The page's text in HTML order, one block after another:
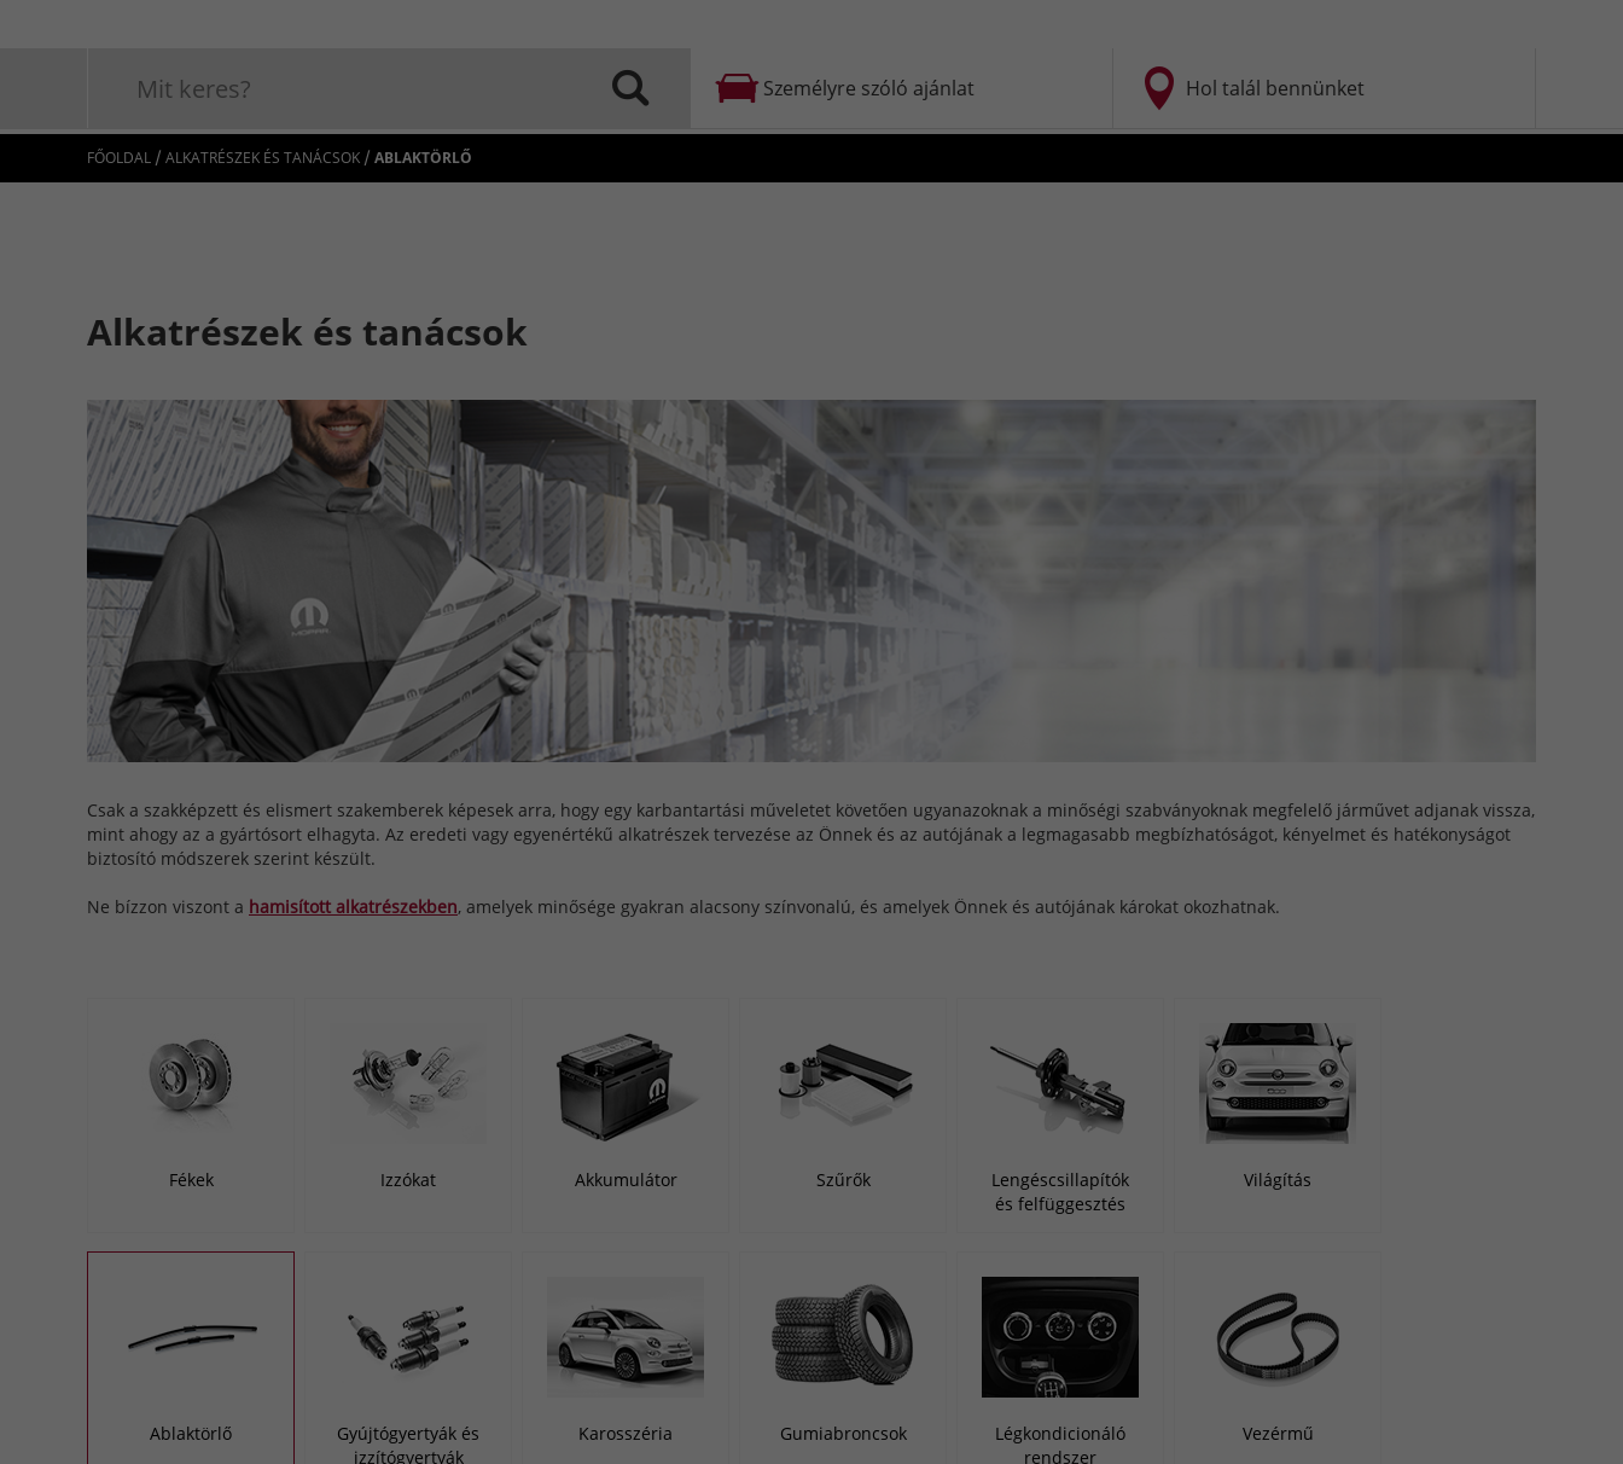
FŐOLDAL / ALKATRÉSZEK ÉS TANÁCSOK / ABLAKTÖRLŐ
Személyre szóló ajánlat Hol talál bennünket
Alkatrészek és tanácsok
Csak a szakképzett és elismert szakemberek képesek arra, hogy egy karbantartási műveletet követően ugyanazoknak a minőségi szabványoknak megfelelő járművet adjanak vissza,
mint ahogy az a gyártósort elhagyta. Az eredeti vagy egyenértékű alkatrészek tervezése az Önnek és az autójának a legmagasabb megbízhatóságot, kényelmet és hatékonyságot
biztosító módszerek szerint készült.
Ne bízzon viszont a hamisított alkatrészekben, amelyek minősége gyakran alacsony színvonalú, és amelyek Önnek és autójának károkat okozhatnak.
Fékek Izzókat Akkumulátor Szűrők
Lengéscsillapítók
és felfüggesztés
Világítás
Ablaktörlő
Gyújtógyertyák és
izzítógyertyák
Karosszéria Gumiabroncsok
Légkondicionáló
rendszer
Vezérmű